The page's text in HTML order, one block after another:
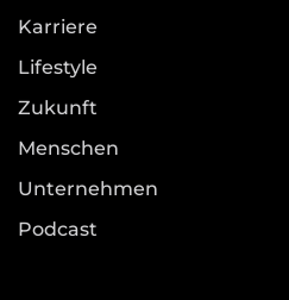
Karriere
Lifestyle
Zukunft
Menschen
Unternehmen
Podcast